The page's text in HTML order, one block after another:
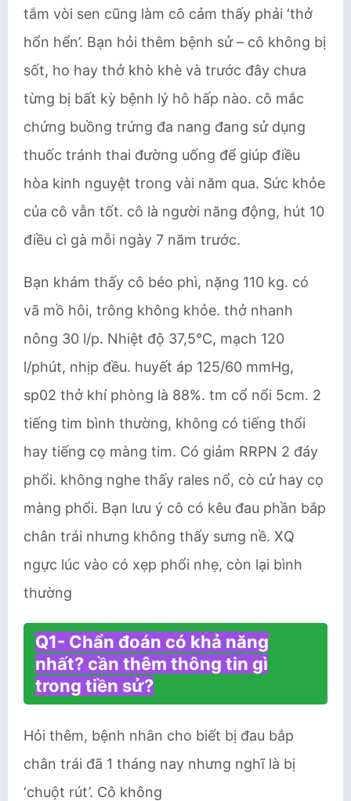
tắm vòi sen cũng làm cô cảm thấy phải ‘thở
hổn hển’. Bạn hỏi thêm bệnh sử – cô không bị
sốt, ho hay thở khò khè và trước đây chưa
từng bị bất kỳ bệnh lý hô hấp nào. cô mắc
chứng buồng trứng đa nang đang sử dụng
thuốc tránh thai đường uống để giúp điều
hòa kinh nguyệt trong vài năm qua. Sức khỏe
của cô vẫn tốt. cô là người năng động, hút 10
điều cì gà mỗi ngày 7 năm trước.
Bạn khám thấy cô béo phì, nặng 110 kg. có
vã mồ hôi, trông không khỏe. thở nhanh
nông 30 l/p. Nhiệt độ 37,5°C, mạch 120
l/phút, nhịp đều. huyết áp 125/60 mmHg,
sp02 thở khí phòng là 88%. tm cổ nổi 5cm. 2
tiếng tim bình thường, không có tiếng thổi
hay tiếng cọ màng tim. Có giảm RRPN 2 đáy
phổi. không nghe thấy rales nổ, cò cử hay cọ
màng phổi. Bạn lưu ý cô có kêu đau phần bắp
chân trái nhưng không thấy sưng nề. XQ
ngực lúc vào có xẹp phổi nhẹ, còn lại bình
thường
Q1- Chẩn đoán có khả năng
nhất? cần thêm thông tin gì
trong tiền sử?
Hỏi thêm, bệnh nhân cho biết bị đau bắp
chân trái đã 1 tháng nay nhưng nghĩ là bị
‘chuột rút’. Cô không